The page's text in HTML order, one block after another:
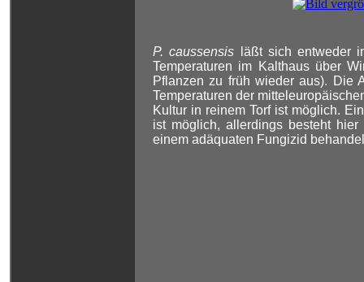
P. caussensis läßt sich entweder
Temperaturen im Kalthaus über
Pflanzen zu früh wieder aus). Die
Temperaturen der
Kultur in reinem Torf ist möglich.
ist möglich, allerdings besteht
einem adäquaten Fungizid